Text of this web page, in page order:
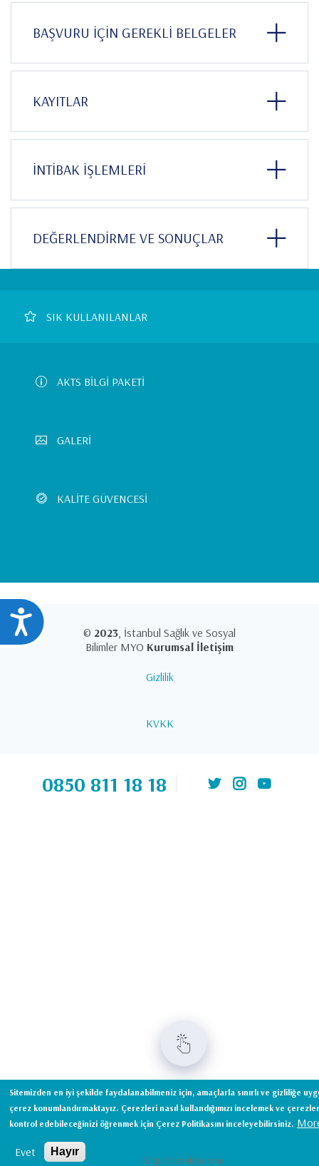
Ulaşılabilirlik
BAŞVURU İÇİN GEREKLİ BELGELER
KAYITLAR
İNTİBAK İŞLEMLERİ
DEĞERLENDİRME VE SONUÇLAR
Footer
Menu
SIK KULLANILANLAR
AKTS BİLGİ PAKETİ
GALERİ
KALİTE GÜVENCESİ
© 2023 , İstanbul Sağlık ve Sosyal
Bilimler MYO Kurumsal İletişim
Gizlilik
KVKK
0850 811 18 18
Bilgi / Destek Butonu
Sitemizden en iyi şekilde faydalanabilmeniz için, amaçlarla sınırlı ve gizliliğe
çerez konumlandırmaktayız. Çerezleri nasıl kullandığımızı incelemek ve
kontrol edebileceğinizi öğrenmek için Çerez Politikasını inceleyebilirsiniz.
Evet Hayır